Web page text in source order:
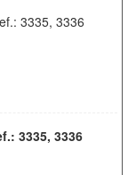
3335, 3336